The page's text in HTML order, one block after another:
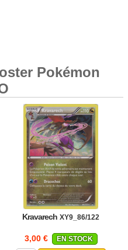
Pokémon
Kravarech XY9_86/122
3,00 €
EN STOCK